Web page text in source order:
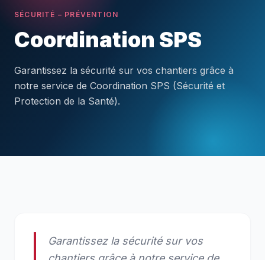
SÉCURITÉ – PRÉVENTION
Coordination SPS
Garantissez la sécurité sur vos chantiers grâce à
notre service de Coordination SPS (Sécurité et
Protection de la Santé).
Garantissez la sécurité sur vos